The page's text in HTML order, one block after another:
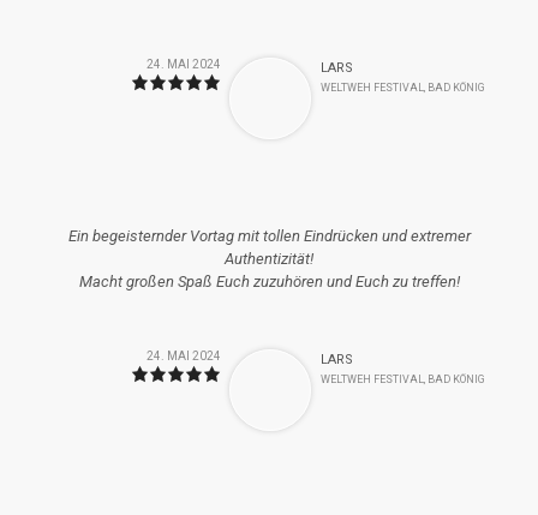
LARS
WELTWEH FESTIVAL, BAD KÖNIG
24. MAI 2024
Ein begeisternder Vortag mit tollen Eindrücken und extremer
Authentizität!
Macht großen Spaß Euch zuzuhören und Euch zu treffen!
LARS
WELTWEH FESTIVAL, BAD KÖNIG
24. MAI 2024